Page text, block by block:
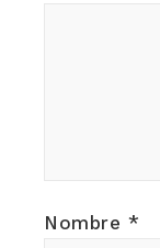
Nombre *